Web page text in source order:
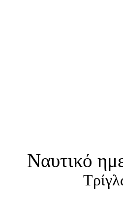
Ναυτικό